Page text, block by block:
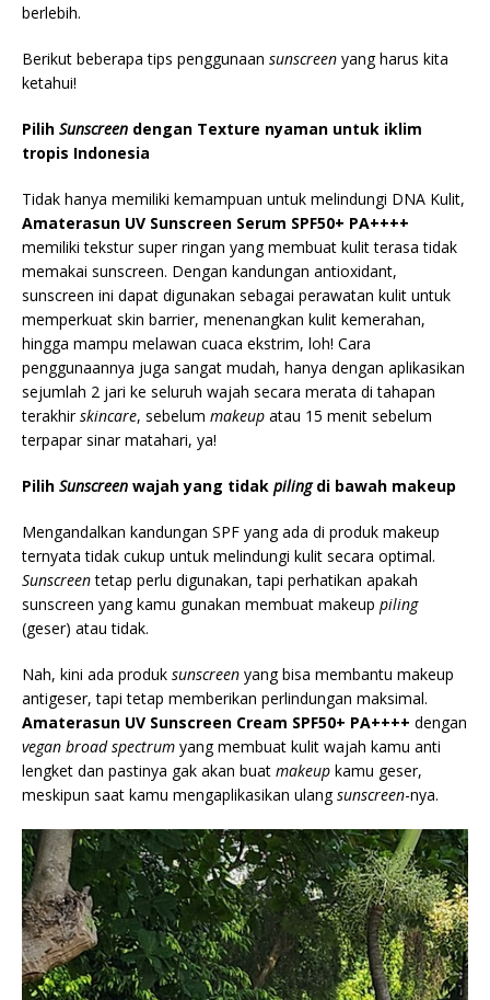
berlebih.
Berikut beberapa tips penggunaan sunscreen yang harus kita
ketahui!
Pilih Sunscreen dengan Texture nyaman untuk iklim
tropis Indonesia
Tidak hanya memiliki kemampuan untuk melindungi DNA Kulit,
Amaterasun UV Sunscreen Serum SPF50+ PA++++
memiliki tekstur super ringan yang membuat kulit terasa tidak
memakai sunscreen. Dengan kandungan antioxidant,
sunscreen ini dapat digunakan sebagai perawatan kulit untuk
memperkuat skin barrier, menenangkan kulit kemerahan,
hingga mampu melawan cuaca ekstrim, loh! Cara
penggunaannya juga sangat mudah, hanya dengan aplikasikan
sejumlah 2 jari ke seluruh wajah secara merata di tahapan
terakhirskincare, sebelum makeup atau 15 menit sebelum
terpapar sinar matahari, ya!
Pilih Sunscreen wajah yang tidak pilingdi bawah makeup
Mengandalkan kandungan SPF yang ada di produk makeup
ternyata tidak cukup untuk melindungi kulit secara optimal.
Sunscreentetap perlu digunakan, tapi perhatikan apakah
sunscreen yang kamu gunakan membuat makeup piling
(geser) atau tidak.
Nah, kini ada produk sunscreen yang bisa membantu makeup
antigeser, tapi tetap memberikan perlindungan maksimal.
Amaterasun UV Sunscreen Cream SPF50+ PA++++ dengan
vegan broad spectrum yang membuat kulit wajah kamu anti
lengket dan pastinya gak akan buat makeup kamu geser,
meskipun saat kamu mengaplikasikan ulangsunscreen-nya.